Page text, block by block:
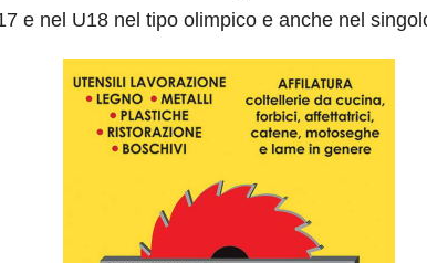
e nel U18 nel tipo olimpico e anche nel